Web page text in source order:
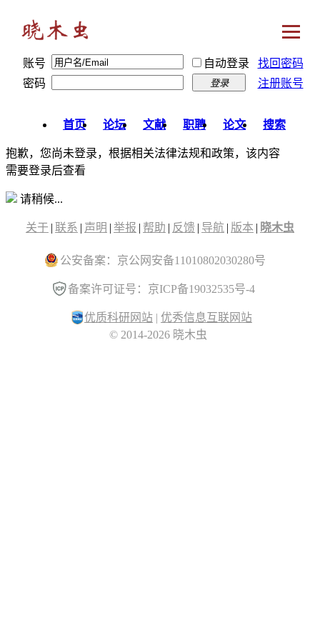
账号 自动登录
找回密码
密码
登录 注册账号
首页 论坛 文献 职聘 论文 搜索
抱歉，您尚未登录，根据相关法律法规和政策，该内容
需要登录后查看
请稍候...
关于 | 联系 | 声明 | 举报 | 帮助 | 反馈 | 导航 | 版本 | 晓木虫
公安备案：京公网安备11010802030280号
备案许可证号：京ICP备19032535号-4
优质科研网站 | 优秀信息互联网站
© 2014-2026 晓木虫